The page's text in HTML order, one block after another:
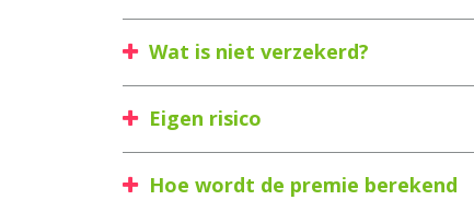
Wat is niet verzekerd?
Eigen risico
Hoe wordt de premie berekend